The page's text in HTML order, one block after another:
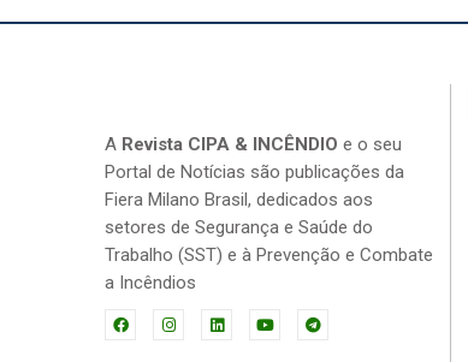
A Revista CIPA & INCÊNDIO e o seu
Portal de Notícias são publicações da
Fiera Milano Brasil, dedicados aos
setores de Segurança e Saúde do
Trabalho (SST) e à Prevenção e Combate
a Incêndios